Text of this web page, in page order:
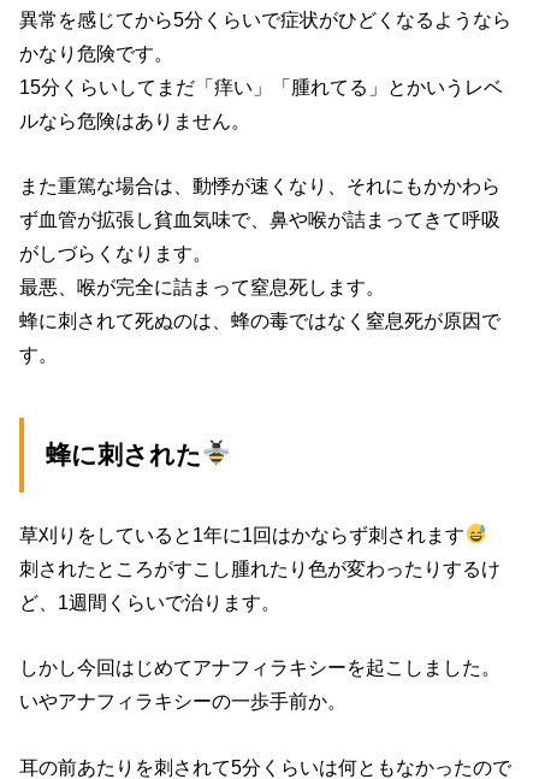
異常を感じてから5分くらいで症状がひどくなるようなら
かなり危険です。
15分くらいしてまだ「痒い」「腫れてる」とかいうレベ
ルなら危険はありません。
また重篤な場合は、動悸が速くなり、それにもかかわら
ず血管が拡張し貧血気味で、鼻や喉が詰まってきて呼吸
がしづらくなります。
最悪、喉が完全に詰まって窒息死します。
蜂に刺されて死ぬのは、蜂の毒ではなく窒息死が原因で
す。
蜂に刺された
草刈りをしていると1年に1回はかならず刺されます
刺されたところがすこし腫れたり色が変わったりするけ
ど、1週間くらいで治ります。
しかし今回はじめてアナフィラキシーを起こしました。
いやアナフィラキシーの一歩手前か。
耳の前あたりを刺されて5分くらいは何ともなかったので